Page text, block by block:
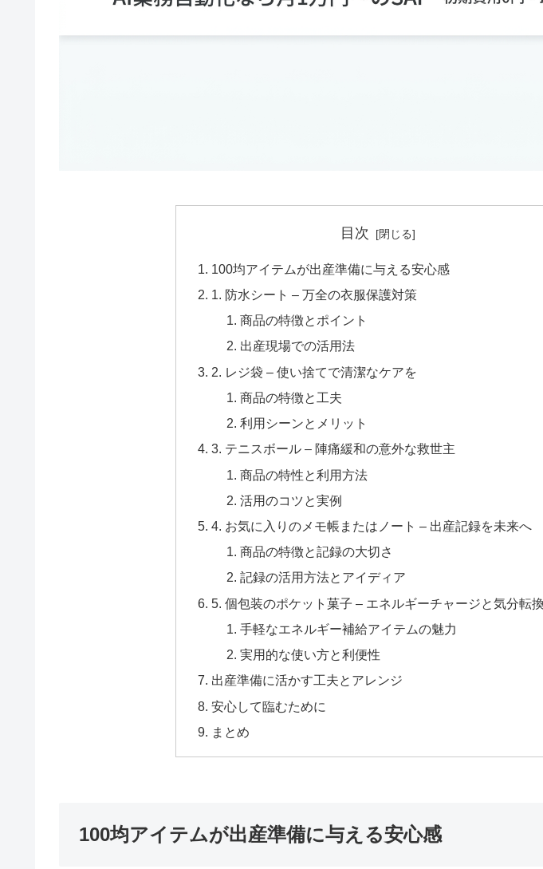
目次
100均アイテムが出産準備に与える安心感
1. 防水シート – 万全の衣服保護対策
商品の特徴とポイント
出産現場での活用法
2. レジ袋 – 使い捨てで清潔なケアを
商品の特徴と工夫
利用シーンとメリット
3. テニスボール – 陣痛緩和の意外な救世主
商品の特性と利用方法
活用のコツと実例
4. お気に入りのメモ帳またはノート – 出産記録を未来へ
商品の特徴と記録の大切さ
記録の活用方法とアイディア
5. 個包装のポケット菓子 – エネルギーチャージと気分転
手軽なエネルギー補給アイテムの魅力
実用的な使い方と利便性
出産準備に活かす工夫とアレンジ
安心して臨むために
まとめ
100均アイテムが出産準備に与える安心感